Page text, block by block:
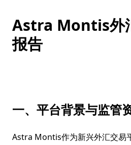
Astra Montis外
报告
一、平台背景与监管
Astra Montis作为新兴外汇交易